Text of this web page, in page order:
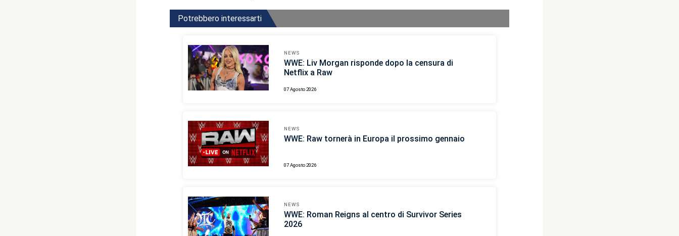
Potrebbero interessarti
NEWS
WWE: Liv Morgan risponde dopo la censura di
Netflix a Raw
07 Agosto 2026
NEWS
WWE: Raw tornerà in Europa il prossimo gennaio
07 Agosto 2026
NEWS
WWE: Roman Reigns al centro di Survivor Series
2026